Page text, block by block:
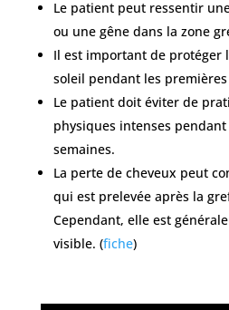
Le patient peut ressentir
ou une gêne dans la zone
Il est important de protéger
soleil pendant les
Le patient doit éviter de
physiques intenses
semaines.
La perte de cheveux peut
qui est prelevée après la
Cependant, elle est
visible. (fiche)